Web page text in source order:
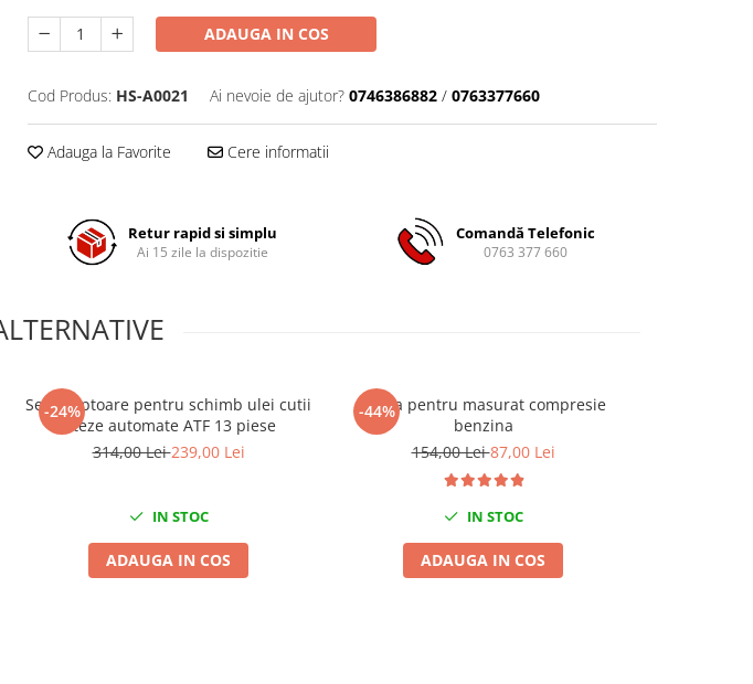
ADAUGA IN COS
Cod Produs: HS-A0021 Ai nevoie de ajutor? 0746386882 / 0763377660
Adauga la Favorite Cere informatii
Retur rapid si simplu
Ai 15 zile la dispozitie
Comandă Telefonic
0763 377 660
-24%
Set adaptoare pentru schimb ulei cutii
viteze automate ATF 13 piese
314,00 Lei239,00 Lei
IN STOC
ADAUGA IN COS
-44%
Trusa pentru masurat compresie
benzina
154,00 Lei87,00 Lei
IN STOC
ADAUGA IN COS